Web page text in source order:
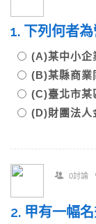
1. 下列何者
(A)某中小
(B)某縣商
(C)臺北市
(D)財團法人
0討論
2. 甲有一幅